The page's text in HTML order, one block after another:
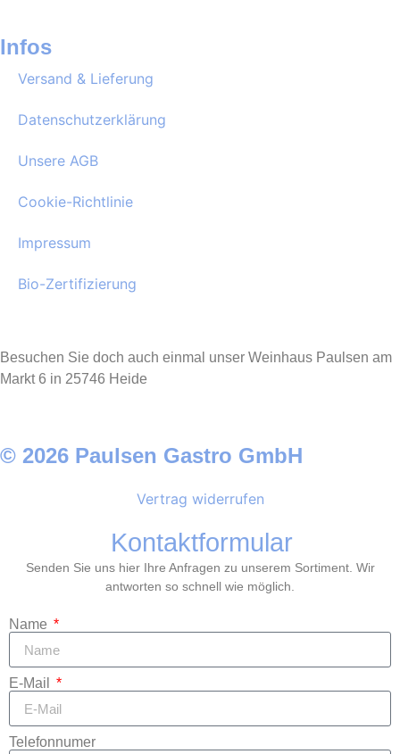
Infos
Versand & Lieferung
Datenschutzerklärung
Unsere AGB
Cookie-Richtlinie
Impressum
Bio-Zertifizierung
Besuchen Sie doch auch einmal unser Weinhaus Paulsen am
Markt 6 in 25746 Heide
© 2026 Paulsen Gastro GmbH
Vertrag widerrufen
Kontaktformular
Senden Sie uns hier Ihre Anfragen zu unserem Sortiment. Wir
antworten so schnell wie möglich.
Name
E-Mail
Telefonnumer